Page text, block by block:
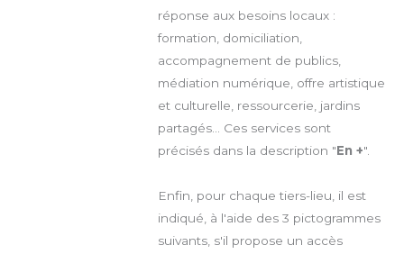
réponse aux besoins locaux :
formation, domiciliation,
accompagnement de publics,
médiation numérique, offre artistique
et culturelle, ressourcerie, jardins
partagés... Ces services sont
précisés dans la description "En +".
Enfin, pour chaque tiers-lieu, il est
indiqué, à l'aide des 3 pictogrammes
suivants, s'il propose un accès